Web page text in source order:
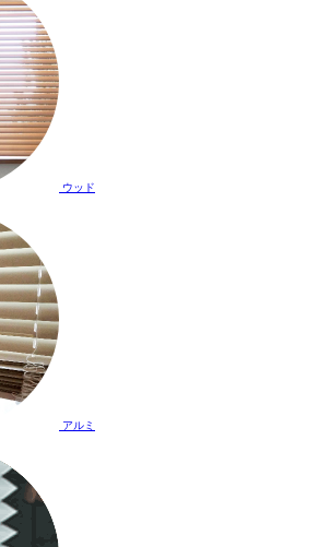
ウッド
アルミ